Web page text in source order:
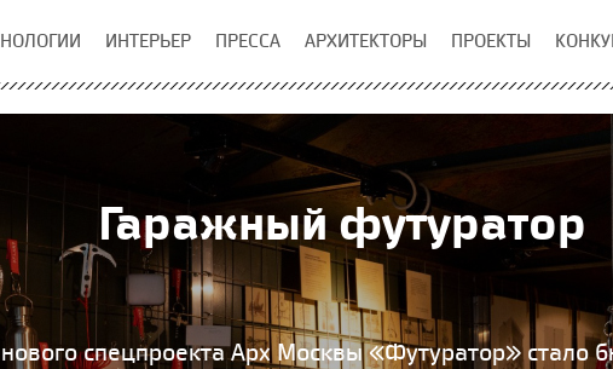
ИНТЕРЬЕР ПРЕССА АРХИТЕКТОРЫ ПРОЕКТЫ
Гаражный футуратор
спецпроекта Арх Москвы «Футуратор» стало